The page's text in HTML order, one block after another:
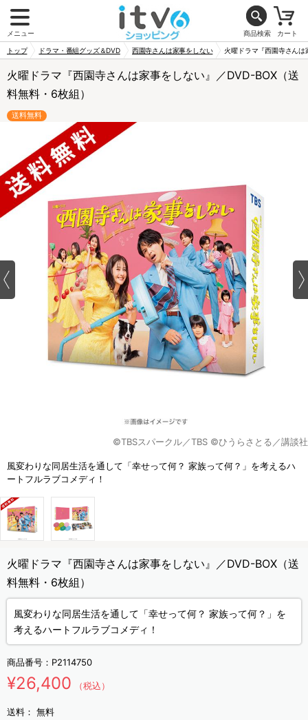
メニュー 商品検索 カート
トップ ドラマ・番組グッズ＆DVD 西園寺さんは家事をしない 火曜ドラマ『西園寺さん
火曜ドラマ『西園寺さんは家事をしない』／DVD-BOX（送
料無料・6枚組）
送料無料
©TBSスパークル／TBS ©ひうらさとる／講談社
風変わりな同居生活を通して「幸せって何？ 家族って何？」を考えるハ
ートフルラブコメディ！
火曜ドラマ『西園寺さんは家事をしない』／DVD-BOX（送
料無料・6枚組）
風変わりな同居生活を通して「幸せって何？ 家族って何？」を
考えるハートフルラブコメディ！
商品番号： P2114750
¥26,400 （税込）
送料： 無料